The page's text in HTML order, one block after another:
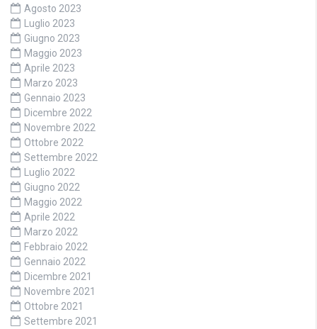
Agosto 2023
Luglio 2023
Giugno 2023
Maggio 2023
Aprile 2023
Marzo 2023
Gennaio 2023
Dicembre 2022
Novembre 2022
Ottobre 2022
Settembre 2022
Luglio 2022
Giugno 2022
Maggio 2022
Aprile 2022
Marzo 2022
Febbraio 2022
Gennaio 2022
Dicembre 2021
Novembre 2021
Ottobre 2021
Settembre 2021